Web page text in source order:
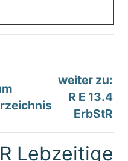
weiter zu:
R E 13.4
ErbStR
Lebzeitige